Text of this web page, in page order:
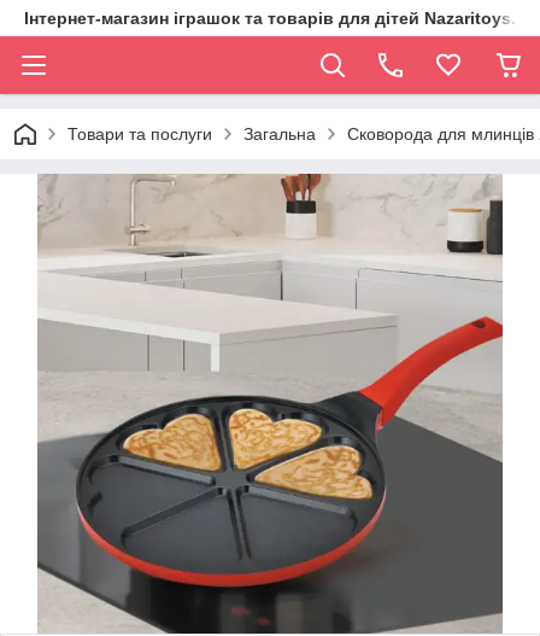
Інтернет-магазин іграшок та товарів для дітей
Товари та послуги Загальна Сковорода для